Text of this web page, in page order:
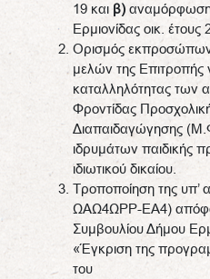
19 και β)
Ερμιονίδας οικ. έτους
Ορισμός εκπροσώπων
μελών της Επιτροπής
καταλληλότητας των
Φροντίδας
Διαπαιδαγώγησης
ιδρυμάτων παιδικής
ιδιωτικού δικαίου.
Τροποποίηση της υπ’
ΩΑΩ4ΩΡΡ-ΕΑ4)
Συμβουλίου Δήμου
«Έγκριση της
του